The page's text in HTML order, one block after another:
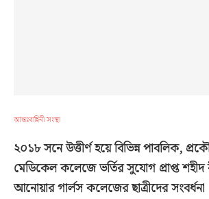
আন্তঃবাহিনী সংস্থা
২০১৮ সনে উত্তীর্ণ হয়ে বিভিন্ন পাবলিক,
মেডিকেল কলেজে ভর্তির সুযোগ প্রাপ্ত শহীদ
আনোয়ার গার্লস কলেজের ছাত্রীদের সংবর্ধনা